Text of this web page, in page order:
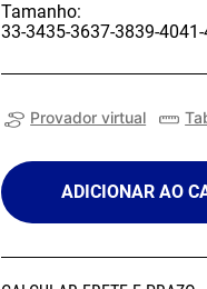
Tamanho:
33-3435-3637-3839-40
Provador virtual
ADICIONAR AO